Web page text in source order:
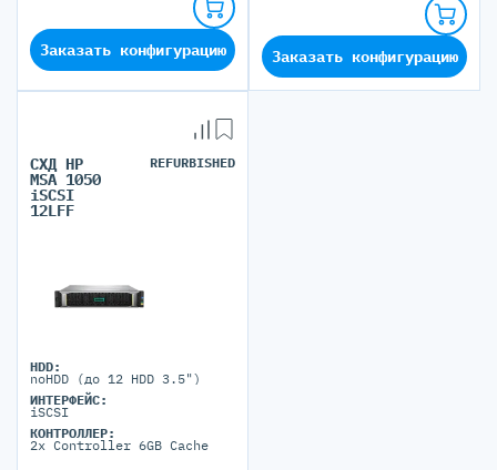
Заказать конфигурацию Заказать конфигурацию
СХД HP
MSA 1050
iSCSI
12LFF
REFURBISHED
HDD:
noHDD (до 12 HDD 3.5")
ИНТЕРФЕЙС:
iSCSI
КОНТРОЛЛЕР:
2x Controller 6GB Cache